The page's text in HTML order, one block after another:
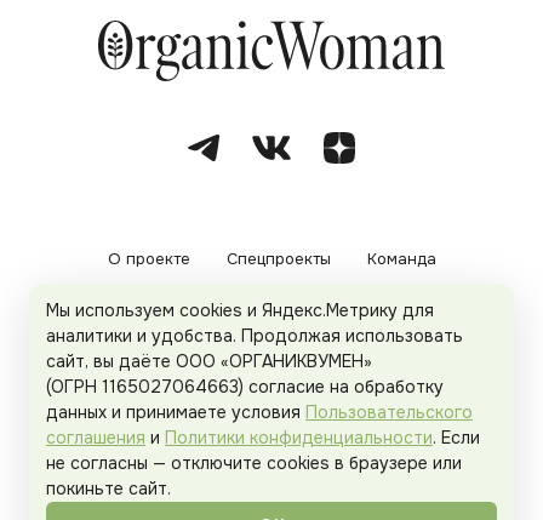
О проекте Спецпроекты Команда
Рекламодателям Политика конфиденциальности
Пользовательское соглашение
Organicwoman.ru . Все права защищены.
Мы используем cookies и Яндекс.Метрику для
аналитики и удобства. Продолжая использовать
сайт, вы даёте ООО «ОРГАНИКВУМЕН»
(ОГРН 1165027064663) согласие на обработку
данных и принимаете условия Пользовательского
соглашения и Политики конфиденциальности. Если
не согласны — отключите cookies в браузере или
покиньте сайт.